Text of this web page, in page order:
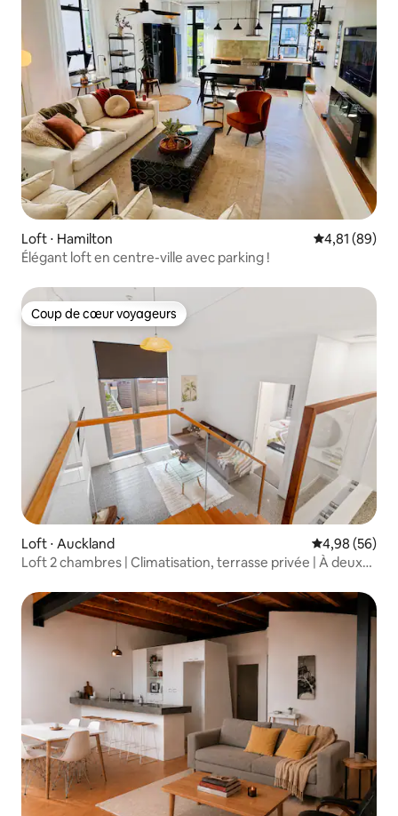
Loft ⋅ Hamilton Évaluation
4,81 (89)
Élégant loft en centre-ville avec parking !
Coup de cœur voyageurs
Coup de cœur voyageurs
Loft ⋅ Auckland Évaluation
4,98 (56)
Loft 2 chambres | Climatisation, terrasse privée | À deux